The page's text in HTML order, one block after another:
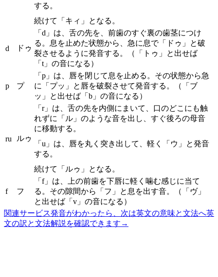
する。
続けて「キィ」となる。
d ドゥ
「d」は、舌の先を、前歯のすぐ裏の歯茎につけ
る。息を止めた状態から、急に息で「ドゥ」と破
裂させるように発音する。（「トゥ」と出せば
「t」の音になる）
p プ
「p」は、唇を閉じて息を止める。その状態から急
に「プッ」と唇を破裂させて発音する。（「ブ
ッ」と出せば「b」の音になる）
ru ルゥ
「r」は、舌の先を内側にまいて、口のどこにも触
れずに「ル」のような音を出し、すぐ後ろの母音
に移動する。
「u」は、唇を丸く突き出して、軽く「ウ」と発音
する。
続けて「ルゥ」となる。
f フ
「f」は、上の前歯を下唇に軽く噛む感じに当て
る。その隙間から「フ」と息を出す音。（「ヴ」
と出せば「v」の音になる）
関連サービス発音がわかったら、次は英文の意味と文法へ英
文の訳と文法解説を確認できます →